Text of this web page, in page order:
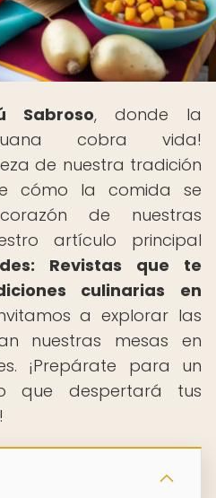
Sabroso, donde la
cobra vida!
de nuestra tradición
cómo la comida se
de nuestras
artículo principal
Revistas que te
culinarias en
a explorar las
nuestras mesas en
¡Prepárate para un
que despertará tus